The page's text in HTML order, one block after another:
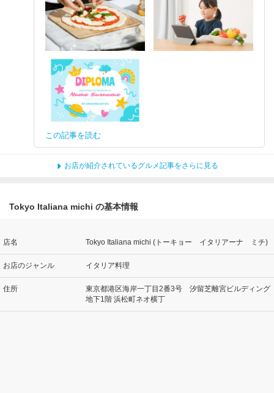
この記事を読む
お店が紹介されているグルメ記事をさらに見る
Tokyo Italiana michi の基本情報
店名 Tokyo Italiana michi (トーキョー イタリアーナ ミチ)
お店のジャンル イタリア料理
住所
東京都港区海岸一丁目2番3号 汐留芝離宮ビルディング
地下1階 浜松町ネオ横丁